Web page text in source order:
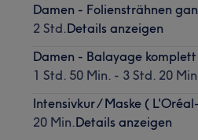
Damen - Foliensträhnen
2 Std.Details anzeigen
Damen - Balayage
1 Std. 50 Min. - 3 Std. 20
Intensivkur / Maske (
20 Min.Details anzeigen